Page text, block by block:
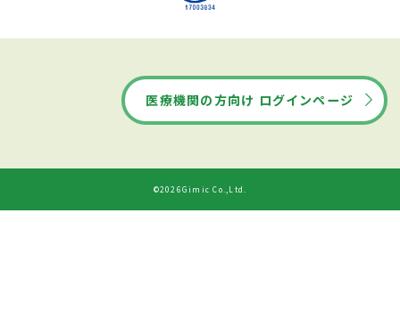
医療機関の方向け ログインページ
©2026Gimic Co.,Ltd.